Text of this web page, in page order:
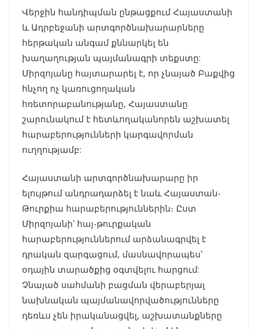
Վերջին հանդիպման ընթացքում Հայաստանի
և Ադրբեջանի արտգործնախարարները
հերթական անգամ քննարկել են
խաղաղության պայմանագրի տեքստը:
Միրզոյանը հայտարարել է, որ չնայած Բաքվից
հնչող ոչ կառուցողական
հռետորաբանությանը, Հայաստանը
շարունակում է հետևողականորեն աշխատել
հարաբերությունների կարգավորման
ուղղությամբ:
Հայաստանի արտգործնախարարը իր
ելույթում անդրադարձել է նաև Հայաստան-
Թուրքիա հարաբերություններին։ Ըստ
Միրզոյանի՝ հայ-թուրքական
հարաբերություններում արձանագրվել է
դրական զարգացում, մասնավորապես՝
օդային տարածքից օգտվելու հարցում:
Չնայած սահմանի բացման վերաբերյալ
նախնական պայմանավորվածությունները
դեռևս չեն իրականացվել, աշխատանքները